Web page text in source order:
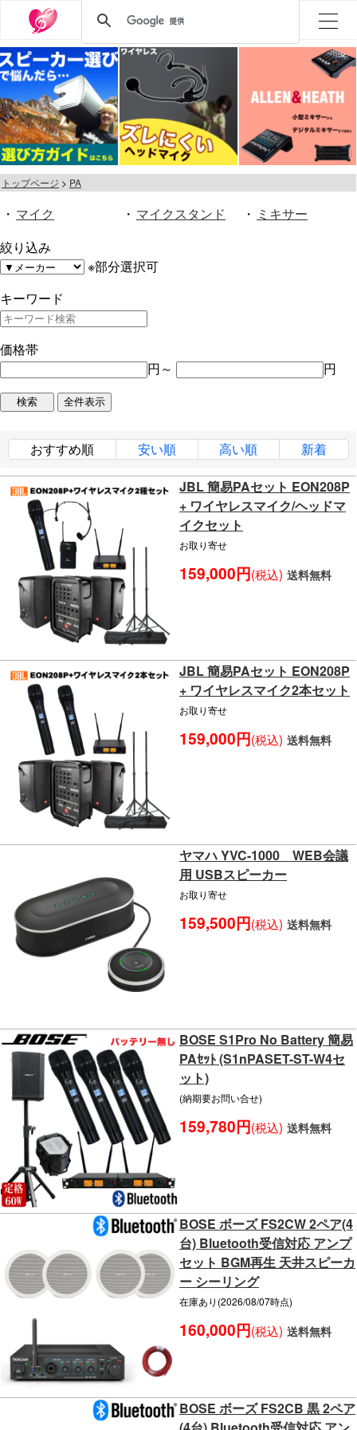
トップページ PA
・ マイク ・ マイクスタンド ・ ミキサー
絞り込み
※部分選択可
キーワード
価格帯
円～
円
おすすめ順 安い順 高い順 新着
JBL 簡易PAセット EON208P
+ ワイヤレスマイク/ヘッドマ
イクセット
お取り寄せ
159,000円(税込) 送料無料
JBL 簡易PAセット EON208P
+ ワイヤレスマイク2本セット
お取り寄せ
159,000円(税込) 送料無料
ヤマハ YVC-1000 WEB会議
用 USBスピーカー
お取り寄せ
159,500円(税込) 送料無料
BOSE S1Pro No Battery 簡易
PAｾｯﾄ (S1nPASET-ST-W4セ
ット)
(納期要お問い合せ)
159,780円(税込) 送料無料
BOSE ボーズ FS2CW 2ペア(4
台) Bluetooth受信対応 アンプ
セット BGM再生 天井スピーカ
ー シーリング
在庫あり(2026/08/07時点)
160,000円(税込) 送料無料
BOSE ボーズ FS2CB 黒 2ペア